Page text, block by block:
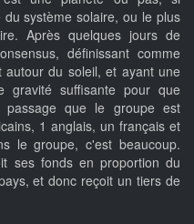
système solaire, ou le plus
Après quelques jours de
définissant comme
du soleil, et ayant une
gravité suffisante pour que
passage que le groupe est
1 anglais, un français et
le groupe, c'est beaucoup.
ses fonds en proportion du
et donc reçoit un tiers de